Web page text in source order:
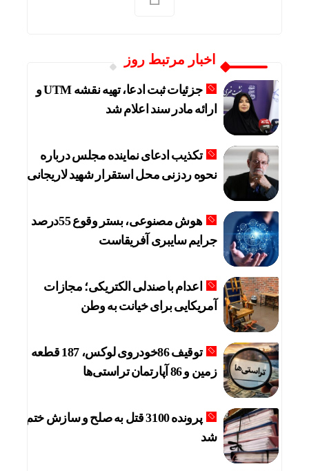
اخبار مرتبط روز
جزئیات ثبت ادعا، تهیه نقشه UTM و
ارائه مادر سند اعلام شد
تکذیب ادعای نماینده مجلس درباره
نحوه ردزنی محل استقرار شهید لاریجانی
هوش مصنوعی، بستر وقوع 55درصد
جرایم سایبری آفریقاست
اعدام با صندلی الکتریکی؛ مجازات
آمریکایی برای خیانت به وطن
توقیف 86خودروی لوکس، 187 قطعه
زمین و 86 آپارتمان تراستی‌ها
پرونده 3100 قتل به صلح و سازش ختم
شد